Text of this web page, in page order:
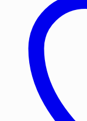
люверсами